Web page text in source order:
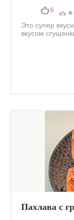
6 6
Это супер
вкусом
Пахлава с